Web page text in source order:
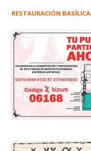
RESTAURACIÓN BASÍLICA